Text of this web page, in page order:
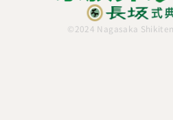
©2024 Nagasaka